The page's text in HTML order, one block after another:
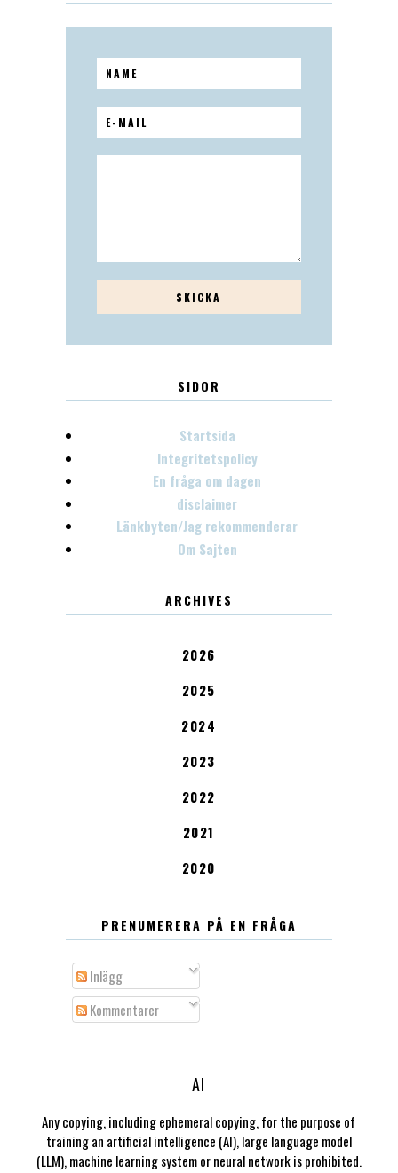
SIDOR
Startsida
Integritetspolicy
En fråga om dagen
disclaimer
Länkbyten/Jag rekommenderar
Om Sajten
ARCHIVES
2026
2025
2024
2023
2022
2021
2020
PRENUMERERA PÅ EN FRÅGA
Inlägg
Kommentarer
AI
Any copying, including ephemeral copying, for the purpose of
training an artificial intelligence (AI), large language model
(LLM), machine learning system or neural network is prohibited.